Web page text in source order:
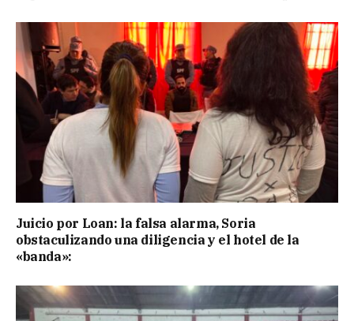
Juicio por Loan: la falsa alarma, Soria
obstaculizando una diligencia y el hotel de la
«banda»: